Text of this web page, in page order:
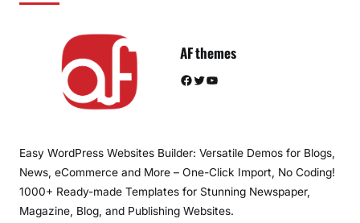
AF themes
Facebook Twitter YouTube
Easy WordPress Websites Builder: Versatile Demos for Blogs,
News, eCommerce and More – One-Click Import, No Coding!
1000+ Ready-made Templates for Stunning Newspaper,
Magazine, Blog, and Publishing Websites.